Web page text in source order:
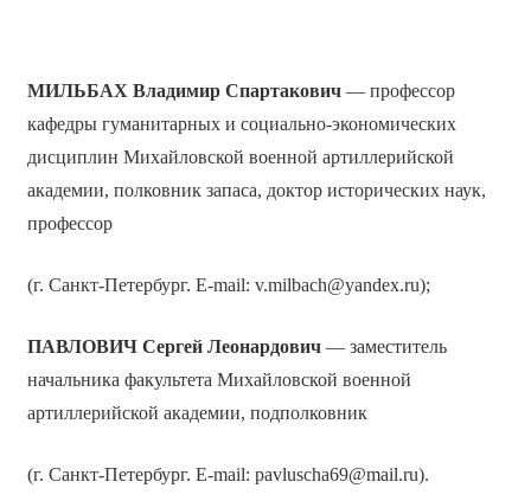
МИЛЬБАХ Владимир Спартакович— профессор
кафедры гуманитарных и социально-экономических
дисциплин Михайловской военной артиллерийской
академии, полковник запаса, доктор исторических наук,
профессор
(г. Санкт-Петербург. E-mail: v.milbach@yandex.ru);
ПАВЛОВИЧ Сергей Леонардович— заместитель
начальника факультета Михайловской военной
артиллерийской академии, подполковник
(г. Санкт-Петербург. E-mail: pavluscha69@mail.ru).